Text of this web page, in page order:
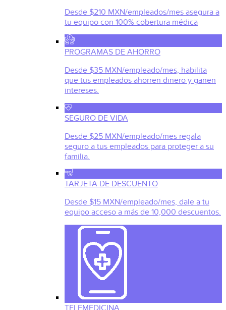
Desde $210 MXN/empleados/mes asegura a
tu equipo con 100% cobertura médica
PROGRAMAS DE AHORRO
Desde $35 MXN/empleado/mes, habilita
que tus empleados ahorren dinero y ganen
intereses.
SEGURO DE VIDA
Desde $25 MXN/empleado/mes regala
seguro a tus empleados para proteger a su
familia.
TARJETA DE DESCUENTO
Desde $15 MXN/empleado/mes, dale a tu
equipo acceso a más de 10,000 descuentos.
TELEMEDICINA